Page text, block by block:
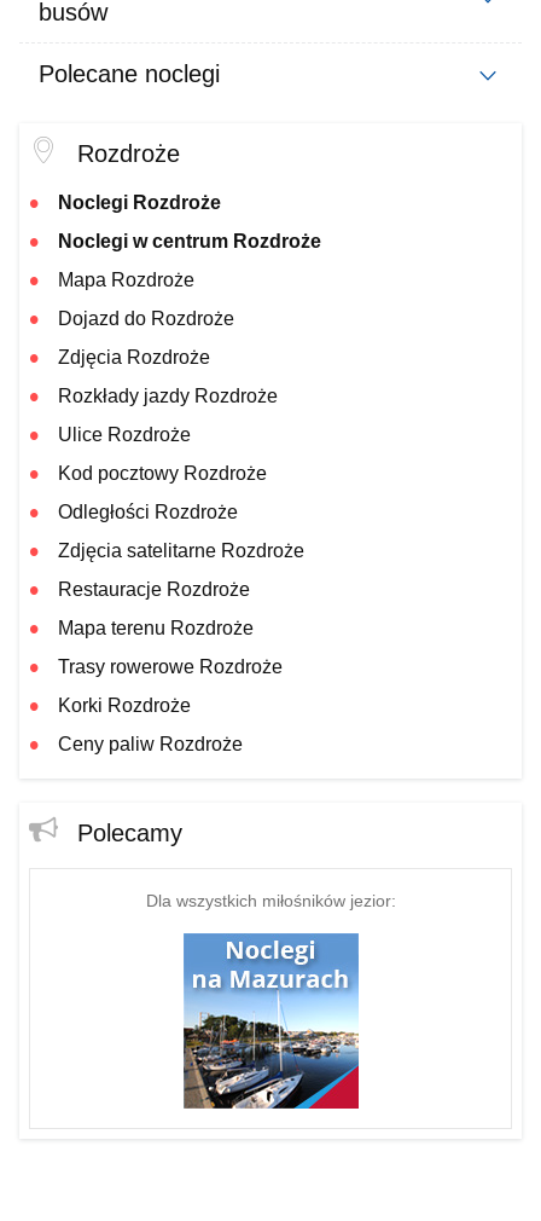
busów
Polecane noclegi
Rozdroże
Noclegi Rozdroże
Noclegi w centrum Rozdroże
Mapa Rozdroże
Dojazd do Rozdroże
Zdjęcia Rozdroże
Rozkłady jazdy Rozdroże
Ulice Rozdroże
Kod pocztowy Rozdroże
Odległości Rozdroże
Zdjęcia satelitarne Rozdroże
Restauracje Rozdroże
Mapa terenu Rozdroże
Trasy rowerowe Rozdroże
Korki Rozdroże
Ceny paliw Rozdroże
Polecamy
Dla wszystkich miłośników jezior: